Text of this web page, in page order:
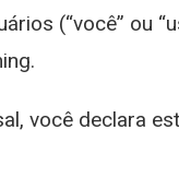
(“você” ou
você declara